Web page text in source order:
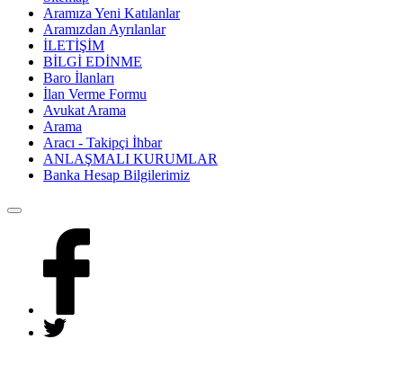
Aramıza Yeni Katılanlar
Aramızdan Ayrılanlar
İLETİŞİM
BİLGİ EDİNME
Baro İlanları
İlan Verme Formu
Avukat Arama
Arama
Aracı - Takipçi İhbar
ANLAŞMALI KURUMLAR
Banka Hesap Bilgilerimiz